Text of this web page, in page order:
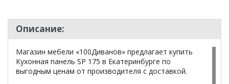
Описание:
Магазин мебели «100Диванов» предлагает купить
Кухонная панель SP 175 в Екатеринбурге по
выгодным ценам от производителя с доставкой.